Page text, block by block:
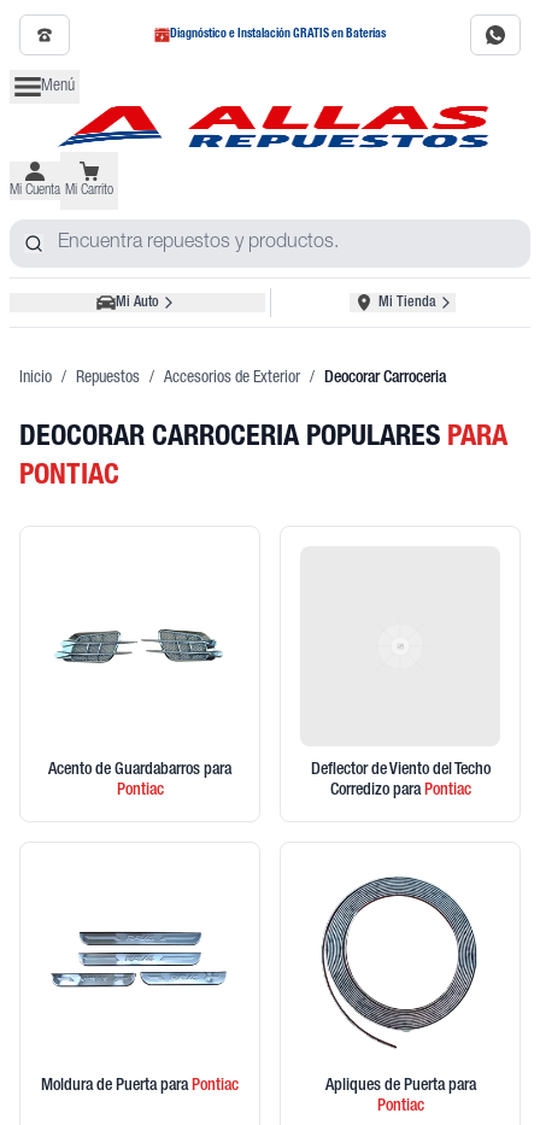
Diagnóstico e Instalación GRATIS en Baterías
Menú
Mi Cuenta Mi Carrito
Mi Auto Mi Tienda
Inicio / Repuestos / Accesorios de Exterior / Deocorar Carroceria
DEOCORAR CARROCERIA POPULARES PARA
PONTIAC
Acento de Guardabarros para
Pontiac
Deflector de Viento del Techo
Corredizo paraPontiac
Moldura de Puerta paraPontiac Apliques de Puerta para
Pontiac